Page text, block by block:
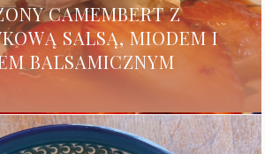
CAMEMBERT Z
SALSĄ, MIODEM I
BALSAMICZNYM